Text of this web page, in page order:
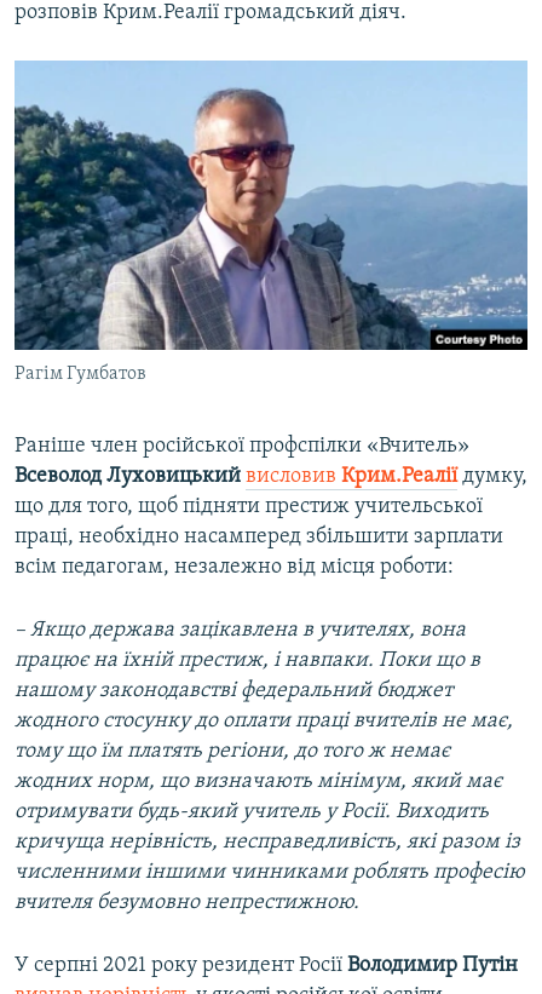
розповів Крим.Реалії громадський діяч.
Рагім Гумбатов
Раніше член російської профспілки «Вчитель»
Всеволод Луховицький висловив Крим.Реалії думку,
що для того, щоб підняти престиж учительської
праці, необхідно насамперед збільшити зарплати
всім педагогам, незалежно від місця роботи:
– Якщо держава зацікавлена в учителях, вона
працює на їхній престиж, і навпаки. Поки що в
нашому законодавстві федеральний бюджет
жодного стосунку до оплати праці вчителів не має,
тому що їм платять регіони, до того ж немає
жодних норм, що визначають мінімум, який має
отримувати будь-який учитель у Росії. Виходить
кричуща нерівність, несправедливість, які разом із
численними іншими чинниками роблять професію
вчителя безумовно непрестижною.
У серпні 2021 року резидент Росії Володимир Путін